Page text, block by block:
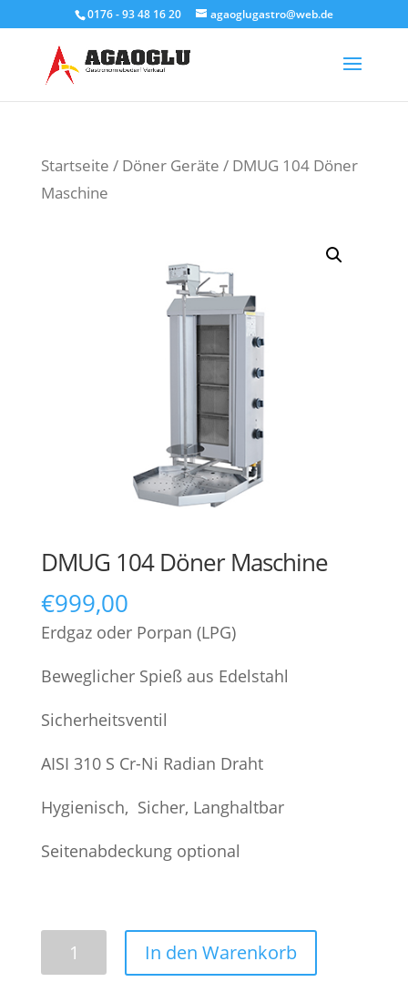
0176 - 93 48 16 20 agaoglugastro@web.de
Startseite / Döner Geräte / DMUG 104 Döner
Maschine
DMUG 104 Döner Maschine
€999,00
Erdgaz oder Porpan (LPG)
Beweglicher Spieß aus Edelstahl
Sicherheitsventil
AISI 310 S Cr-Ni Radian Draht
Hygienisch, Sicher, Langhaltbar
Seitenabdeckung optional
DMUG
104
In den Warenkorb